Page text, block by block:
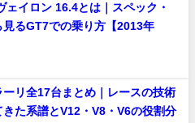
ェイロン 16.4とは｜スペック・
見るGT7での乗り方【2013年
リ全17台まとめ｜レースの技術
きた系譜とV12・V8・V6の役割分